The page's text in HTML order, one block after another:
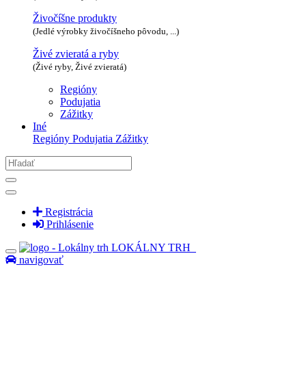
Živočíšne produkty
(Jedlé výrobky živočíšneho pôvodu, ...)
Živé zvieratá a ryby
(Živé ryby, Živé zvieratá)
Regióny
Podujatia
Zážitky
Iné
Regióny Podujatia Zážitky
Registrácia
Prihlásenie
LOKÁLNY TRH
navigovať